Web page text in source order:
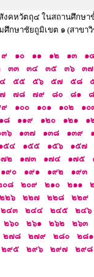
งคหวัตถุ๔ ในสถานศึกษา
กษาชัยถูมิเขต ๑ (สาขา
๙ ๑๐ ๑๑ ๑๒ ๑๓ ๑
๓๓ ๓๔ ๓๕ ๓๖ ๓๗
๕๕ ๕๖ ๕๗ ๕๘
๗๘ ๗๙ ๘๐ ๘๑
๑๐๐ ๑๐๑ ๑๐๒ ๑๐
๘ ๑๑๙ ๑๒๐ ๑๒๑ ๑
๓๖ ๑๓๗ ๑๓๘ ๑๓๙
๕๔ ๑๕๕ ๑๕๖ ๑๕๗
๗๒ ๑๗๓ ๑๗๔ ๑๗๕
๑๙๐ ๑๙๑ ๑๙๒ ๑๙๓
๐๘ ๒๐๙ ๒๑๐ ๒๑๑
๒๒๖ ๒๒๗ ๒๒๘ ๒๒๙
๒๔๓ ๒๔๔ ๒๔๕ ๒๔๖
๒๖๐ ๒๖๑ ๒๖๒ ๒๖๓
๒๗๘ ๒๗๙ ๒๘๐ ๒๘๑
๒๙๕ ๒๙๖ ๒๙๗ ๒๙๘